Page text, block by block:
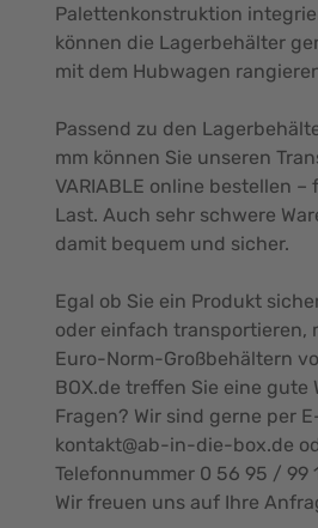
Palettenkonstruktion
können die Lagerbehälter
mit dem Hubwagen
Passend zu den
mm können Sie unseren
VARIABLE online bestellen –
Last. Auch sehr schwere
damit bequem und sicher.
Egal ob Sie ein Produkt
oder einfach transportieren,
Euro-Norm-Großbehältern
BOX.de treffen Sie eine gute
Fragen? Wir sind gerne per
kontakt@ab-in-die-box.de
Telefonnummer 0 56 95 / 99
Wir freuen uns auf Ihre